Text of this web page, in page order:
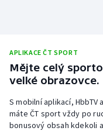
APLIKACE ČT SPORT
Mějte celý
velké obrazovce.
S mobilní aplikací,
máte ČT sport vždy po
bonusový obsah kdekoli